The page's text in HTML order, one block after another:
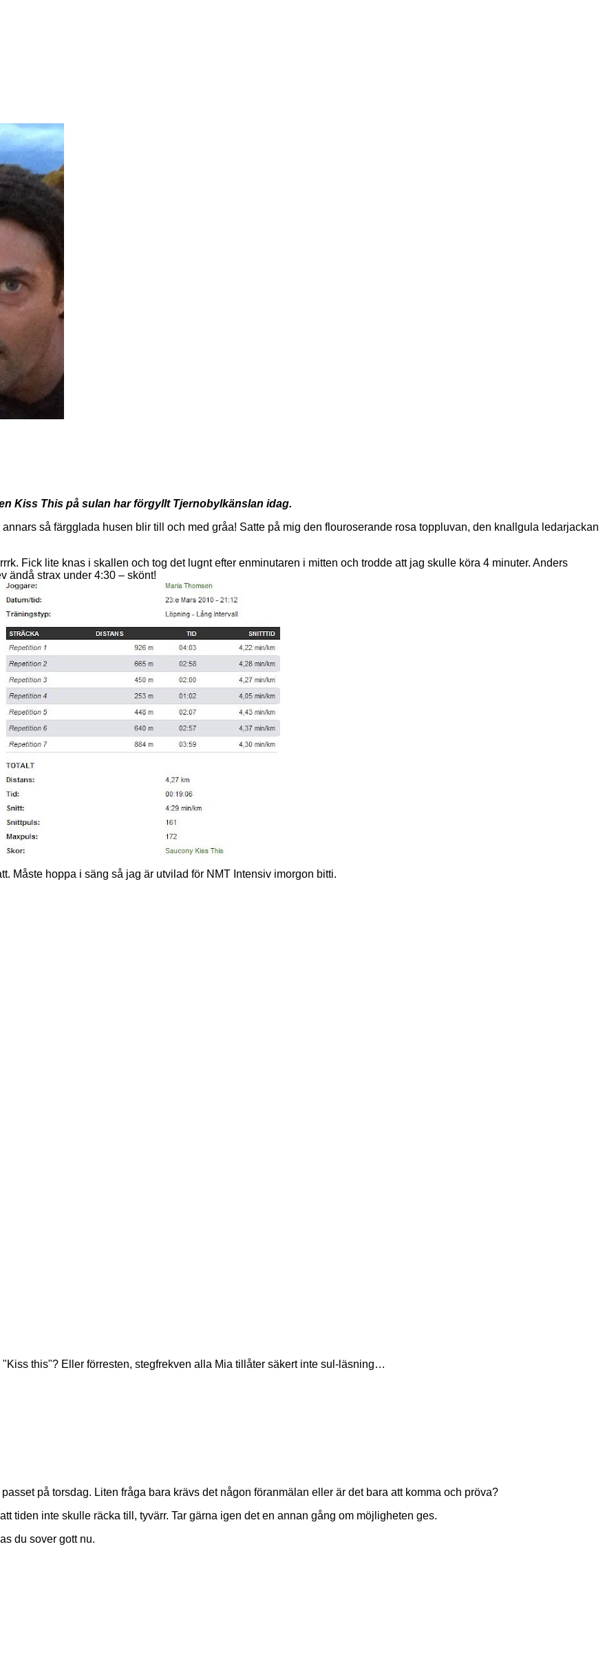
Kiss This på sulan har förgyllt Tjernobylkänslan idag.
så färgglada husen blir till och med gråa! Satte på mig den flouroserande rosa toppluvan, den knallgula ledarjackan
Fick lite knas i skallen och tog det lugnt efter enminutaren i mitten och trodde att jag skulle köra 4 minuter. Anders
ändå strax under 4:30 – skönt!
Måste hoppa i säng så jag är utvilad för NMT Intensiv imorgon bitti.
this"? Eller förresten, stegfrekven alla Mia tillåter säkert inte sul-läsning…
på torsdag. Liten fråga bara krävs det någon föranmälan eller är det bara att komma och pröva?
tiden inte skulle räcka till, tyvärr. Tar gärna igen det en annan gång om möjligheten ges.
du sover gott nu.